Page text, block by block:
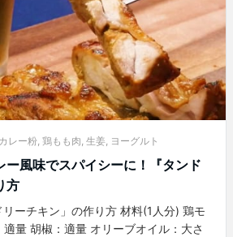
カレー粉, 鶏もも肉, 生姜, ヨーグルト
ー風味でスパイシーに！『タンド
方
ーチキン」の作り方 材料(1人分) 鶏モ
量 胡椒：適量 オリーブオイル：大さ